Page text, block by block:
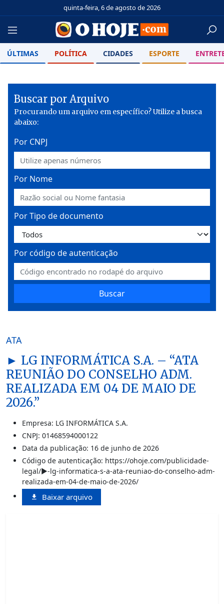
quinta-feira, 6 de agosto de 2026
ÚLTIMAS POLÍTICA CIDADES ESPORTE
Buscar por Arquivo
Procurando um arquivo em específico? Utilize a busca
abaixo:
Por CNPJ
Por Nome
Por Tipo de documento
Por código de autenticação
Buscar
ATA
► LG INFORMÁTICA S.A. – “ATA
REUNIÃO DO CONSELHO ADM.
REALIZADA EM 04 DE MAIO DE
2026.”
Empresa: LG INFORMÁTICA S.A.
CNPJ: 01468594000122
Data da publicação: 16 de junho de 2026
Código de autenticação: https://ohoje.com/publicidade-
legal/►-lg-informatica-s-a-ata-reuniao-do-conselho-adm-
realizada-em-04-de-maio-de-2026/
Baixar arquivo